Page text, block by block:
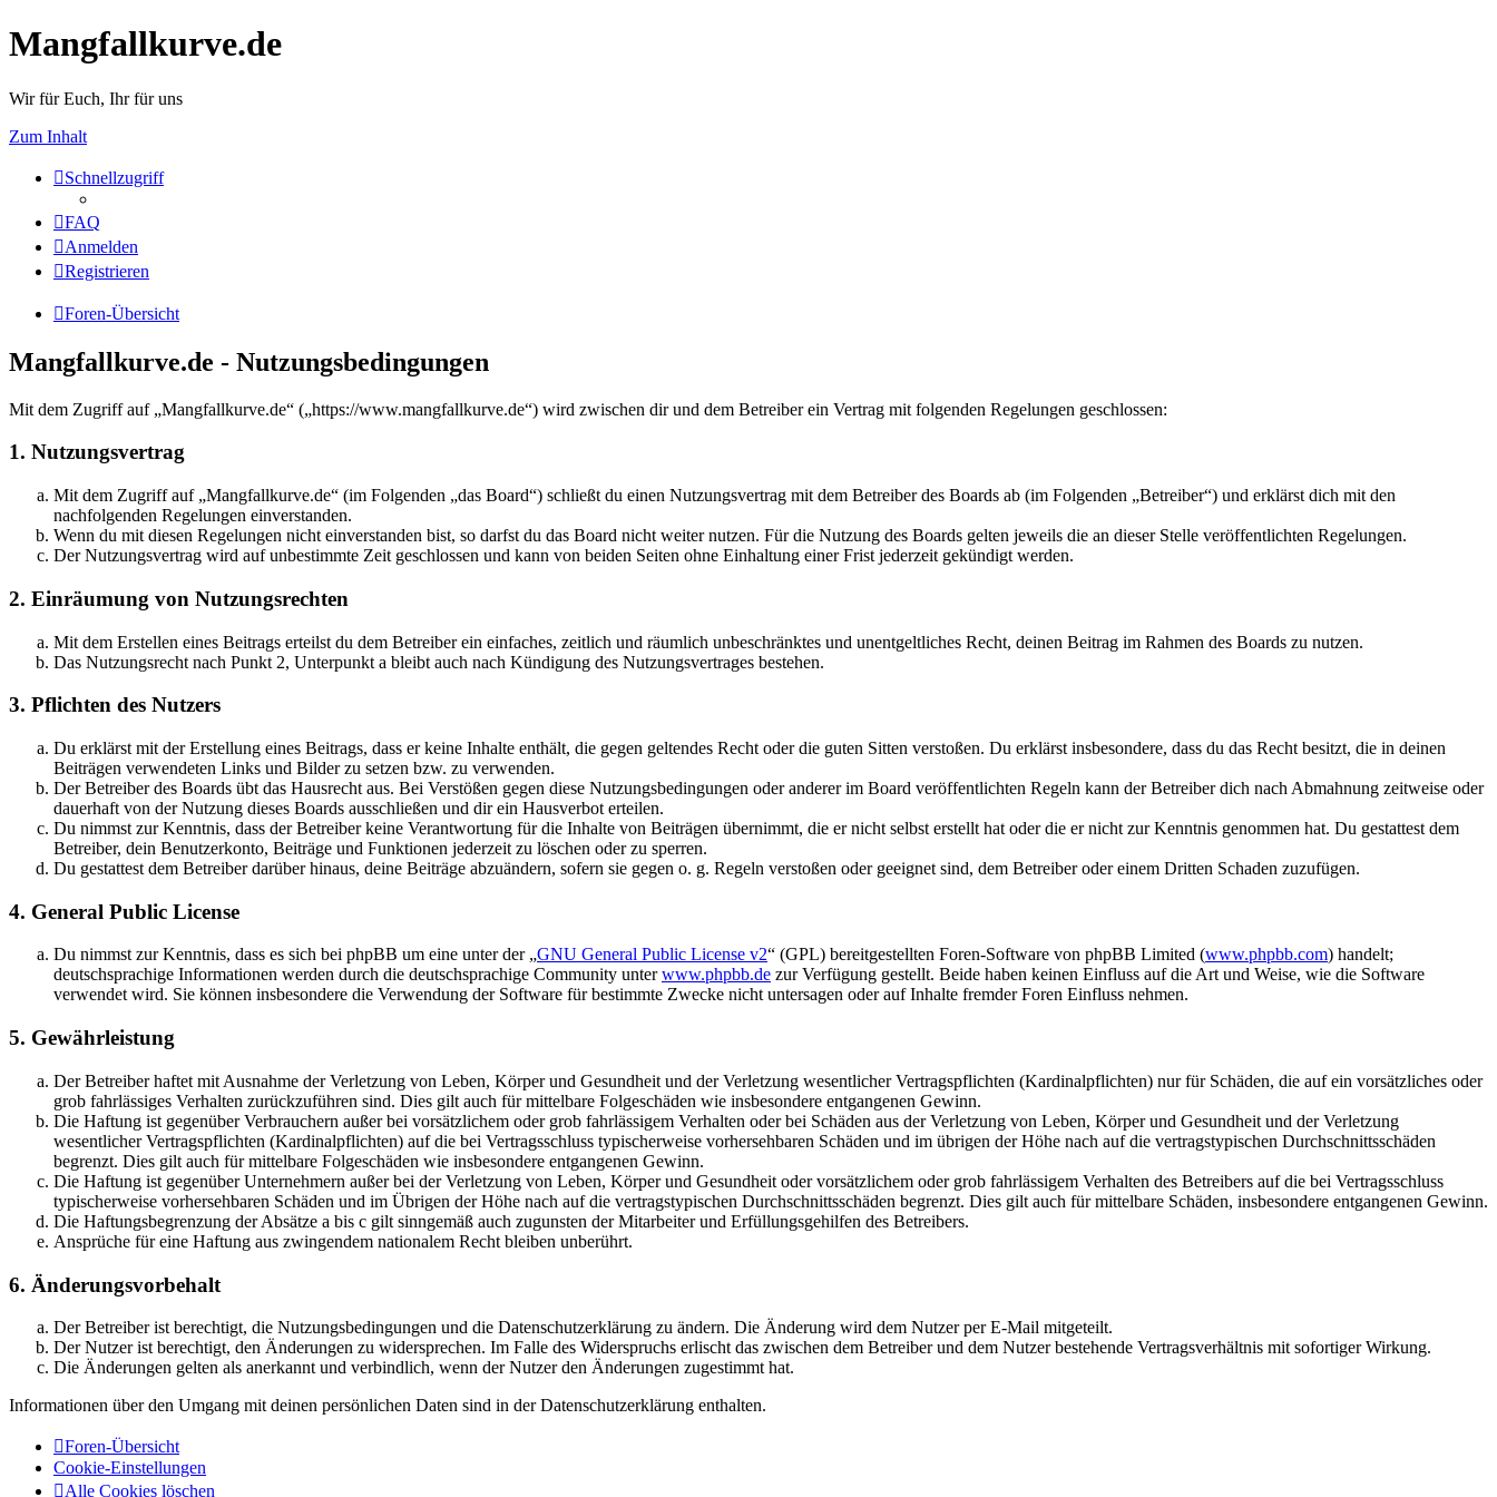
Mangfallkurve.de
Wir für Euch, Ihr für uns
Zum Inhalt
Schnellzugriff
FAQ
Anmelden
Registrieren
Foren-Übersicht
Mangfallkurve.de - Nutzungsbedingungen
Mit dem Zugriff auf „Mangfallkurve.de“ („https://www.mangfallkurve.de“) wird zwischen dir und dem Betreiber ein Vertrag mit folgenden Regelungen geschlossen:
1. Nutzungsvertrag
Mit dem Zugriff auf „Mangfallkurve.de“ (im Folgenden „das Board“) schließt du einen Nutzungsvertrag mit dem Betreiber des Boards ab (im Folgenden „Betreiber“) und erklärst dich mit den
nachfolgenden Regelungen einverstanden.
Wenn du mit diesen Regelungen nicht einverstanden bist, so darfst du das Board nicht weiter nutzen. Für die Nutzung des Boards gelten jeweils die an dieser Stelle veröffentlichten Regelungen.
Der Nutzungsvertrag wird auf unbestimmte Zeit geschlossen und kann von beiden Seiten ohne Einhaltung einer Frist jederzeit gekündigt werden.
2. Einräumung von Nutzungsrechten
Mit dem Erstellen eines Beitrags erteilst du dem Betreiber ein einfaches, zeitlich und räumlich unbeschränktes und unentgeltliches Recht, deinen Beitrag im Rahmen des Boards zu nutzen.
Das Nutzungsrecht nach Punkt 2, Unterpunkt a bleibt auch nach Kündigung des Nutzungsvertrages bestehen.
3. Pflichten des Nutzers
Du erklärst mit der Erstellung eines Beitrags, dass er keine Inhalte enthält, die gegen geltendes Recht oder die guten Sitten verstoßen. Du erklärst insbesondere, dass du das Recht besitzt, die in deinen
Beiträgen verwendeten Links und Bilder zu setzen bzw. zu verwenden.
Der Betreiber des Boards übt das Hausrecht aus. Bei Verstößen gegen diese Nutzungsbedingungen oder anderer im Board veröffentlichten Regeln kann der Betreiber dich nach Abmahnung zeitweise oder
dauerhaft von der Nutzung dieses Boards ausschließen und dir ein Hausverbot erteilen.
Du nimmst zur Kenntnis, dass der Betreiber keine Verantwortung für die Inhalte von Beiträgen übernimmt, die er nicht selbst erstellt hat oder die er nicht zur Kenntnis genommen hat. Du gestattest dem
Betreiber, dein Benutzerkonto, Beiträge und Funktionen jederzeit zu löschen oder zu sperren.
Du gestattest dem Betreiber darüber hinaus, deine Beiträge abzuändern, sofern sie gegen o. g. Regeln verstoßen oder geeignet sind, dem Betreiber oder einem Dritten Schaden zuzufügen.
4. General Public License
Du nimmst zur Kenntnis, dass es sich bei phpBB um eine unter der „GNU General Public License v2“ (GPL) bereitgestellten Foren-Software von phpBB Limited (www.phpbb.com) handelt;
deutschsprachige Informationen werden durch die deutschsprachige Community unterwww.phpbb.de zur Verfügung gestellt. Beide haben keinen Einfluss auf die Art und Weise, wie die Software
verwendet wird. Sie können insbesondere die Verwendung der Software für bestimmte Zwecke nicht untersagen oder auf Inhalte fremder Foren Einfluss nehmen.
5. Gewährleistung
Der Betreiber haftet mit Ausnahme der Verletzung von Leben, Körper und Gesundheit und der Verletzung wesentlicher Vertragspflichten (Kardinalpflichten) nur für Schäden, die auf ein vorsätzliches oder
grob fahrlässiges Verhalten zurückzuführen sind. Dies gilt auch für mittelbare Folgeschäden wie insbesondere entgangenen Gewinn.
Die Haftung ist gegenüber Verbrauchern außer bei vorsätzlichem oder grob fahrlässigem Verhalten oder bei Schäden aus der Verletzung von Leben, Körper und Gesundheit und der Verletzung
wesentlicher Vertragspflichten (Kardinalpflichten) auf die bei Vertragsschluss typischerweise vorhersehbaren Schäden und im übrigen der Höhe nach auf die vertragstypischen Durchschnittsschäden
begrenzt. Dies gilt auch für mittelbare Folgeschäden wie insbesondere entgangenen Gewinn.
Die Haftung ist gegenüber Unternehmern außer bei der Verletzung von Leben, Körper und Gesundheit oder vorsätzlichem oder grob fahrlässigem Verhalten des Betreibers auf die bei Vertragsschluss
typischerweise vorhersehbaren Schäden und im Übrigen der Höhe nach auf die vertragstypischen Durchschnittsschäden begrenzt. Dies gilt auch für mittelbare Schäden, insbesondere entgangenen Gewinn.
Die Haftungsbegrenzung der Absätze a bis c gilt sinngemäß auch zugunsten der Mitarbeiter und Erfüllungsgehilfen des Betreibers.
Ansprüche für eine Haftung aus zwingendem nationalem Recht bleiben unberührt.
6. Änderungsvorbehalt
Der Betreiber ist berechtigt, die Nutzungsbedingungen und die Datenschutzerklärung zu ändern. Die Änderung wird dem Nutzer per E-Mail mitgeteilt.
Der Nutzer ist berechtigt, den Änderungen zu widersprechen. Im Falle des Widerspruchs erlischt das zwischen dem Betreiber und dem Nutzer bestehende Vertragsverhältnis mit sofortiger Wirkung.
Die Änderungen gelten als anerkannt und verbindlich, wenn der Nutzer den Änderungen zugestimmt hat.
Informationen über den Umgang mit deinen persönlichen Daten sind in der Datenschutzerklärung enthalten.
Foren-Übersicht
Cookie-Einstellungen
Alle Cookies löschen